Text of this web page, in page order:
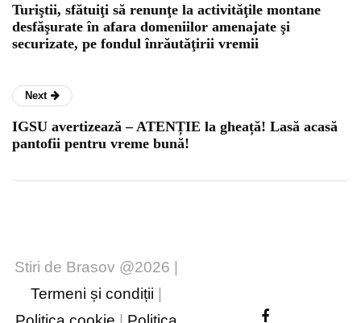
Turiştii, sfătuiţi să renunţe la activităţile montane
desfăşurate în afara domeniilor amenajate şi
securizate, pe fondul înrăutăţirii vremii
Next
IGSU avertizează – ATENȚIE la gheață! Lasă acasă
pantofii pentru vreme bună!
Stiri de Brasov @2026 |
Termeni și condiții